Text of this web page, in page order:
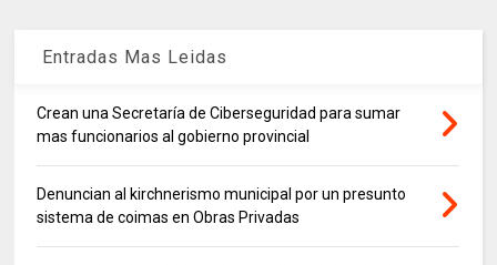
Entradas Mas Leidas
Crean una Secretaría de Ciberseguridad para sumar
mas funcionarios al gobierno provincial
Denuncian al kirchnerismo municipal por un presunto
sistema de coimas en Obras Privadas